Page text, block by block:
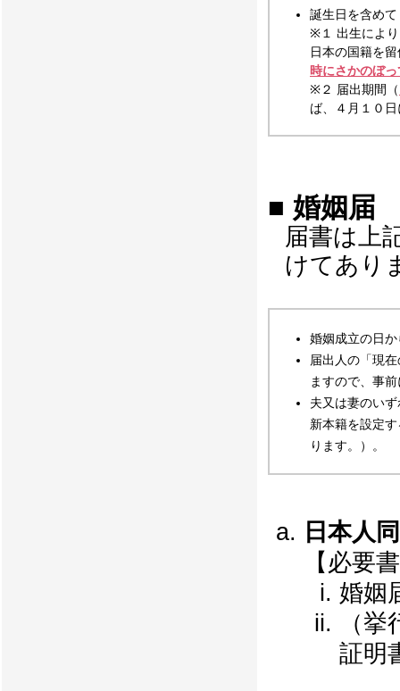
誕生日を含めて
※１ 出生により
日本の国籍を
時にさかのぼ
※２ 届出期間（
ば、４月１０
■ 婚姻届
届書は上
けてあり
婚姻成立の日
届出人の「現
ますので、事
夫又は妻のい
新本籍を設定
ります。）。
日本人
【必要
婚姻
（
証明